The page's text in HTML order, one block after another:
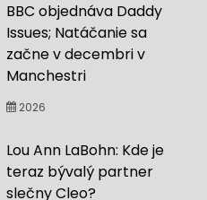
BBC objednáva Daddy
Issues; Natáčanie sa
začne v decembri v
Manchestri
2026
Lou Ann LaBohn: Kde je
teraz bývalý partner
slečny Cleo?